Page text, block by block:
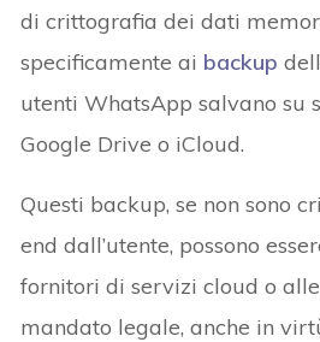
di crittografia dei dati
specificamente ai backup
utenti WhatsApp salvano su
Google Drive o iCloud.
Questi backup, se non sono
end dall’utente, possono
fornitori di servizi cloud o
mandato legale, anche in